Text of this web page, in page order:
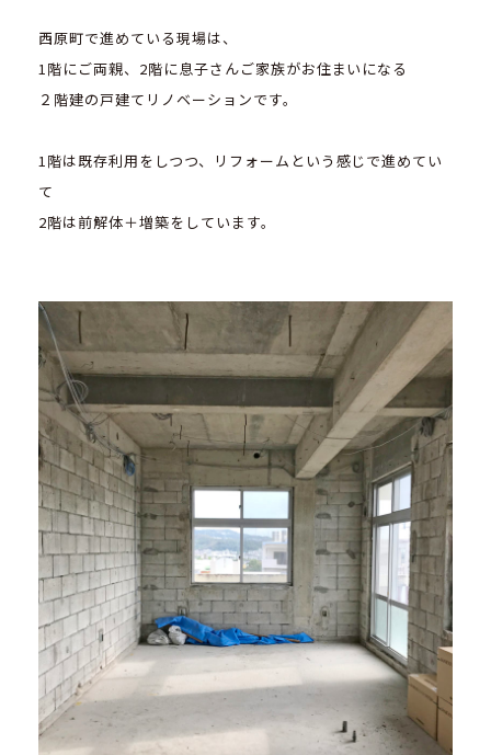
西原町で進めている現場は、
1階にご両親、2階に息子さんご家族がお住まいになる
２階建の戸建てリノベーションです。
1階は既存利用をしつつ、リフォームという感じで進めてい
て
2階は前解体＋増築をしています。